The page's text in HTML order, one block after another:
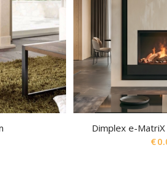
Dimplex e-
€